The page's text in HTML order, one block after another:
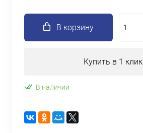
В корзину
Купить в 1 клик
В наличии